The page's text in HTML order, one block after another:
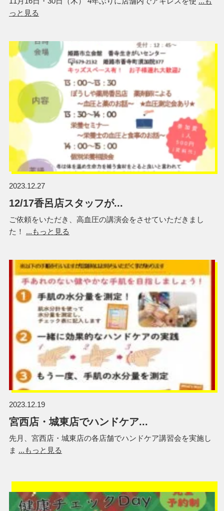
っと見る
2023.12.27
12/17香呂店スタッフが...
ご依頼をいただき、高血圧の講演会をさせていただきまし
た！ ...もっと見る
2023.12.19
宮西店・城東店でハンドケア...
先月、宮西店・城東店の各店舗でハンドケア講習会を実施し
ま ...もっと見る